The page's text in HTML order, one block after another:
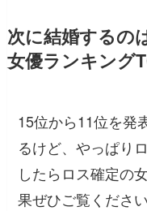
次に結婚するの
女優ランキング
15位から11位を発
るけど、やっぱり
したらロス確定の
果ぜひご覧ください